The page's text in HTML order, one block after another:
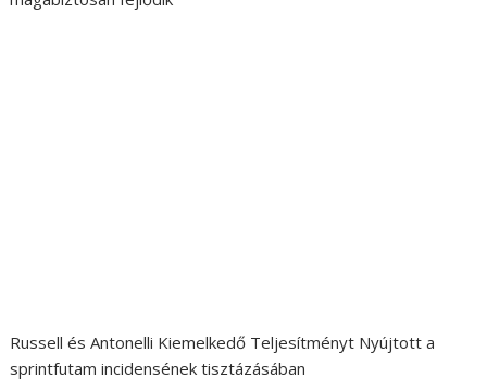
Russell és Antonelli Kiemelkedő Teljesítményt Nyújtott a
sprintfutam incidensének tisztázásában